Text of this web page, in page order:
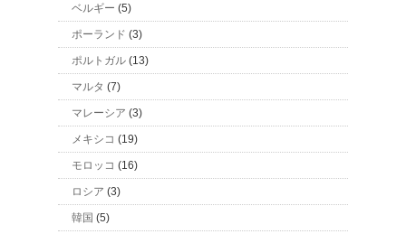
ベルギー (5)
ポーランド (3)
ポルトガル (13)
マルタ (7)
マレーシア (3)
メキシコ (19)
モロッコ (16)
ロシア (3)
韓国 (5)